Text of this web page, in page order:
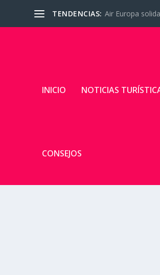
TENDENCIAS: Air Europa
INICIO NOTICIAS
CONSEJOS